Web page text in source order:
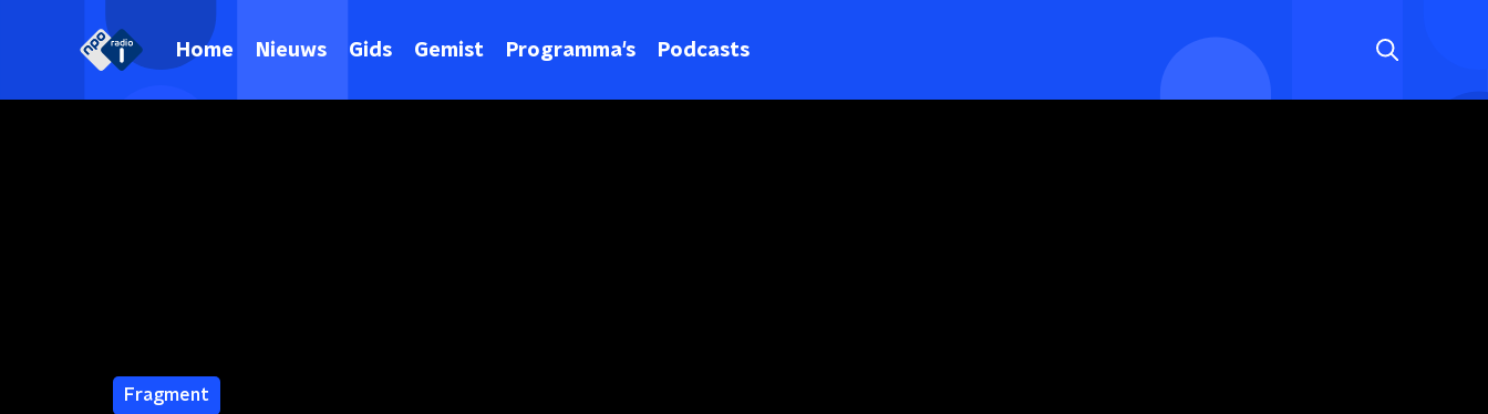
Home Nieuws Gids Gemist Programma's Podcasts
Fragment